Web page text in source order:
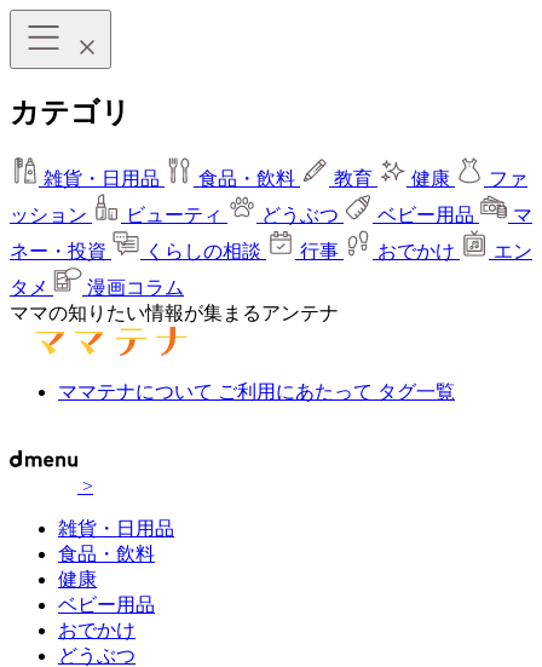
カテゴリ
雑貨・日用品 食品・飲料 教育 健康
ファ
ッション
ビューティ どうぶつ ベビー用品
マ
ネー・投資
くらしの相談 行事 おでかけ
エン
タメ
漫画コラム
ママの知りたい情報が集まるアンテナ
ママテナについて ご利用にあたって タグ一覧
>
雑貨・日用品
食品・飲料
健康
ベビー用品
おでかけ
どうぶつ